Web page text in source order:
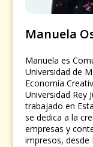
Manuela
Manuela es
Universidad de
Economía
Universidad Rey
trabajado en
se dedica a la
empresas y
impresos, desde